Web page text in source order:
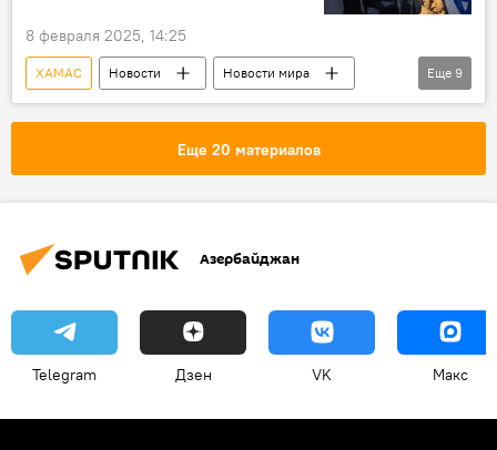
8 февраля 2025, 14:25
ХАМАС Новости
Новости мира
Израиль
палестино-израильский конфликт
сектор Газа
Палестина
ЦАХАЛ
Совет безопасности ООН
Еще 9
Еще 20 материалов
Азербайджан
Telegram Дзен VK Макс